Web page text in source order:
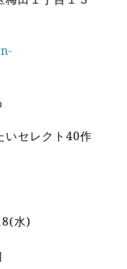
セレクト40作
水)